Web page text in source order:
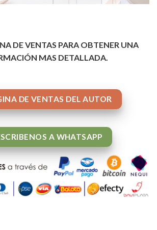
DE VENTAS PARA OBTENER UNA
MAS DETALLADA.
DE VENTAS DEL AUTOR
A WHATSAPP